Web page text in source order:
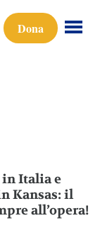
Dona
in Italia e
Kansas: il
all’opera!